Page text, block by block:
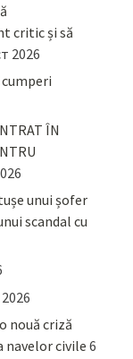
critic și să
2026
ÎN
unui șofer
scandal cu
nouă criză
navelor civile 6